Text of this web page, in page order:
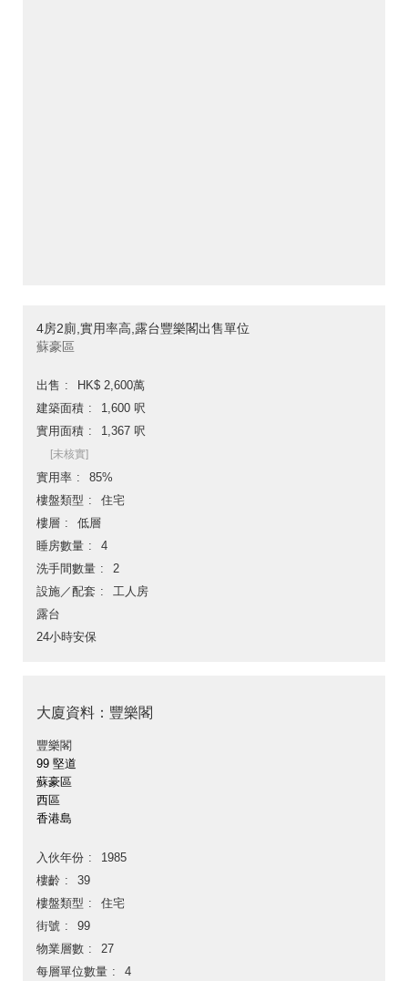
4房2廁,實用率高,露台豐樂閣出售單位
蘇豪區
出售
HK$ 2,600萬
建築面積
1,600 呎
實用面積
1,367 呎
[未核實]
實用率
85%
樓盤類型
住宅
樓層
低層
睡房數量
4
洗手間數量
2
設施／配套
工人房
露台
24小時安保
大廈資料：豐樂閣
豐樂閣
99 堅道
蘇豪區
西區
香港島
入伙年份
1985
樓齡
39
樓盤類型
住宅
街號
99
物業層數
27
每層單位數量
4